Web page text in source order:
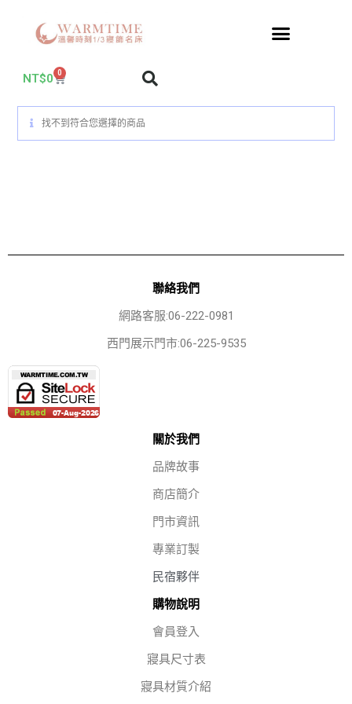
NT$0 0
找不到符合您選擇的商品
聯絡我們
網路客服:06-222-0981
西門展示門市:06-225-9535
關於我們
品牌故事
商店簡介
門市資訊
專業訂製
民宿夥伴
購物說明
會員登入
寢具尺寸表
寢具材質介紹